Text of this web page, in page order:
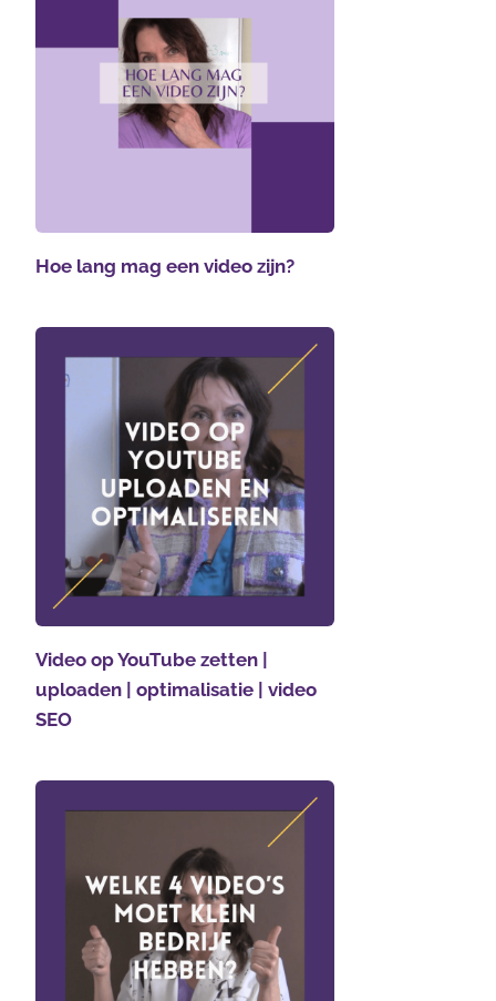
Hoe lang mag een video zijn?
Video op YouTube zetten |
uploaden | optimalisatie | video
SEO